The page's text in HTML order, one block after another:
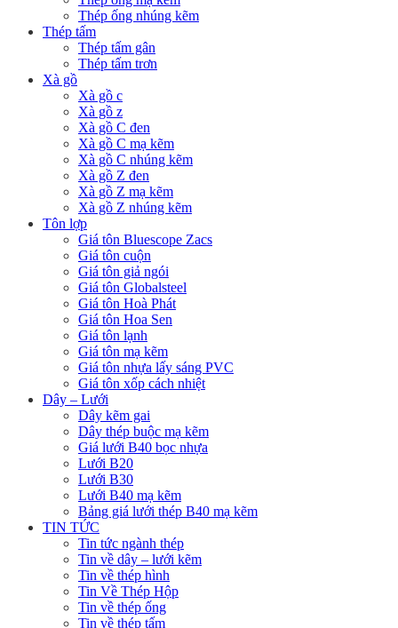
Thép ống nhúng kẽm
Thép tấm
Thép tấm gân
Thép tấm trơn
Xà gồ
Xà gồ c
Xà gồ z
Xà gồ C đen
Xà gồ C mạ kẽm
Xà gồ C nhúng kẽm
Xà gồ Z đen
Xà gồ Z mạ kẽm
Xà gồ Z nhúng kẽm
Tôn lợp
Giá tôn Bluescope Zacs
Giá tôn cuộn
Giá tôn giả ngói
Giá tôn Globalsteel
Giá tôn Hoà Phát
Giá tôn Hoa Sen
Giá tôn lạnh
Giá tôn mạ kẽm
Giá tôn nhựa lấy sáng PVC
Giá tôn xốp cách nhiệt
Dây – Lưới
Dây kẽm gai
Dây thép buộc mạ kẽm
Giá lưới B40 bọc nhựa
Lưới B20
Lưới B30
Lưới B40 mạ kẽm
Bảng giá lưới thép B40 mạ kẽm
TIN TỨC
Tin tức ngành thép
Tin về dây – lưới kẽm
Tin về thép hình
Tin Về Thép Hộp
Tin về thép ống
Tin về thép tấm